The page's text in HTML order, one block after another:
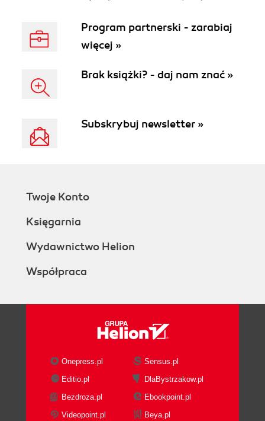
Program partnerski - zarabiaj
więcej »
Brak książki? - daj nam znać »
Subskrybuj newsletter »
Twoje Konto
Księgarnia
Wydawnictwo Helion
Współpraca
Onepress.pl
Sensus.pl
Editio.pl
DlaBystrzakow.pl
Bezdroza.pl
Ebookpoint.pl
Videopoint.pl
Beya.pl